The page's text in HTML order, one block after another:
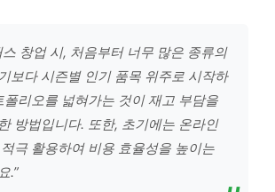
스 창업 시, 처음부터 너무 많은 종류의
보다 시즌별 인기 품목 위주로 시작하
폴리오를 넓혀가는 것이 재고 부담을
방법입니다. 또한, 초기에는 온라인
극 활용하여 비용 효율성을 높이는
.”